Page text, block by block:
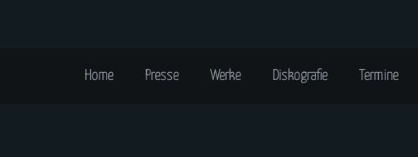
Home Presse Werke Diskografie Termine